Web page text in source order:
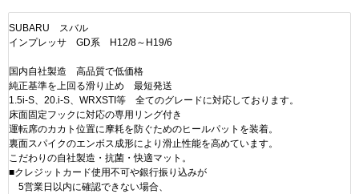
SUBARU スバル
インプレッサ GD系 H12/8～H19/6
国内自社製造 高品質で低価格
純正基準を上回る滑り止め 最短発送
1.5i-S、20.i-S、WRXSTI等 全てのグレードに対応しております。
床面固定フックに対応の専用リング付き
運転席のカカト位置に摩耗を防ぐためのヒールパットを装着。
裏面スパイクのエンボス成形により滑止性能を高めています。
こだわりの自社製造・抗菌・快適マット。
■クレジットカード使用不可や銀行振り込みが
5営業日以内に確認できない場合、